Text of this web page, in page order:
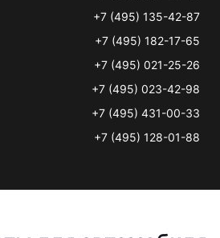
+7 (495) 135-42-87
+7 (495) 182-17-65
+7 (495) 021-25-26
+7 (495) 023-42-98
+7 (495) 431-00-33
+7 (495) 128-01-88